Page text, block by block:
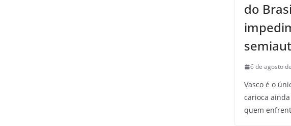
do
6 de agosto
Vasco é o
carioca
quem